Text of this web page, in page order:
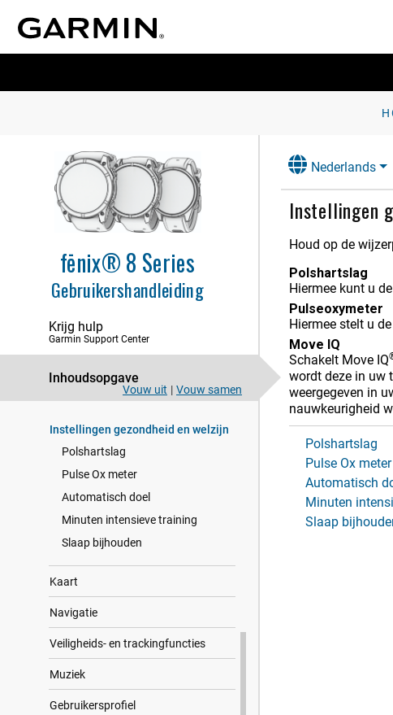
fēnix® 8 Series
Gebruikershandleiding
Krijg hulp
Garmin Support Center
Inhoudsopgave
Vouw uit | Vouw samen
Glances
Klokken
Geschiedenis
Instellingen voor meldingen en
waarschuwingen
Instellingen voor geluid en trillingen
Weergave- en
helderheidsinstellingen
Focusmodi
Instellingen gezondheid en welzijn
Polshartslag
Pulse Ox meter
Automatisch doel
Minuten intensieve training
Slaap bijhouden
Kaart
Navigatie
Veiligheids- en trackingfuncties
Muziek
Gebrui​kers​profiel
Nederlands
Instellingen
Houd op de
Polshartslag
Hiermee kunt u
Pulseoxymeter
Hiermee stelt u
Move IQ
Schakelt Move IQ
wordt deze in uw
weergegeven in
nauwkeurigheid
Polshartslag
Pulse Ox meter
Automatisch
Minuten
Slaap